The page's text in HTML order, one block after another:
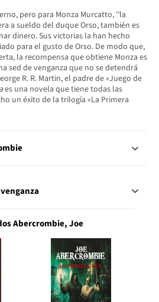
pero para Monza Murcatto, ''la
a sueldo del duque Orso, también es
dinero. Sus victorias la han hecho
para el gusto de Orso. De modo que,
la recompensa que obtiene Monza es
sed de venganza que no se detendrá
R. R. Martin, el padre de «Juego de
es una novela que tiene todas las
un éxito de la trilogía «La Primera
Abercrombie, Joe